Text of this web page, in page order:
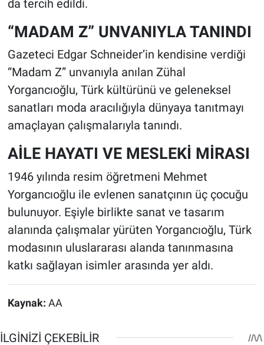
da tercih edildi.
“MADAM Z” UNVANIYLA TANINDI
Gazeteci Edgar Schneider’in kendisine verdiği
“Madam Z” unvanıyla anılan Zühal
Yorgancıoğlu, Türk kültürünü ve geleneksel
sanatları moda aracılığıyla dünyaya tanıtmayı
amaçlayan çalışmalarıyla tanındı.
AİLE HAYATI VE MESLEKİ MİRASI
1946 yılında resim öğretmeni Mehmet
Yorgancıoğlu ile evlenen sanatçının üç çocuğu
bulunuyor. Eşiyle birlikte sanat ve tasarım
alanında çalışmalar yürüten Yorgancıoğlu, Türk
modasının uluslararası alanda tanınmasına
katkı sağlayan isimler arasında yer aldı.
Kaynak: AA